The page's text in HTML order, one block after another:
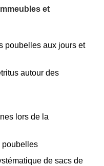
et
poubelles aux jours et
autour des
lors de la
poubelles
de sacs de